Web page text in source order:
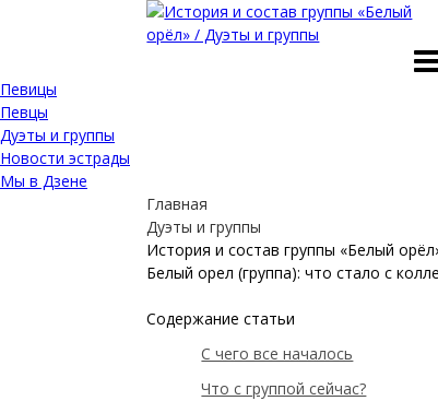
Певицы
Певцы
Дуэты и группы
Новости эстрады
Мы в Дзене
Главная
Дуэты и группы
История и состав группы «Белый
Белый орел (группа): что стало с
Содержание статьи
С чего все началось
Что с группой сейчас?